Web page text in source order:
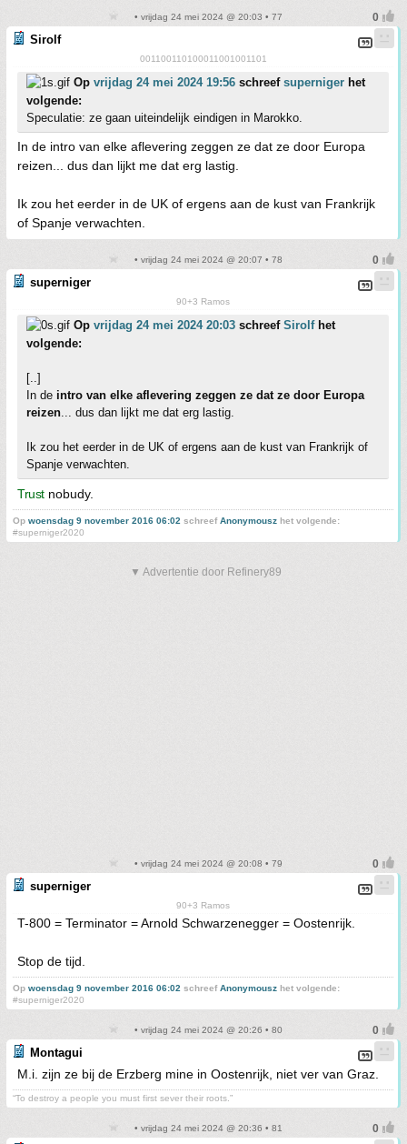
• vrijdag 24 mei 2024 @ 20:03 • 77
Sirolf
001100110100011001001101
Op vrijdag 24 mei 2024 19:56 schreef superniger het
volgende:
Speculatie: ze gaan uiteindelijk eindigen in Marokko.
In de intro van elke aflevering zeggen ze dat ze door Europa
reizen... dus dan lijkt me dat erg lastig.
Ik zou het eerder in de UK of ergens aan de kust van Frankrijk
of Spanje verwachten.
• vrijdag 24 mei 2024 @ 20:07 • 78
superniger
90+3 Ramos
Op vrijdag 24 mei 2024 20:03 schreef Sirolfhet
volgende:
[..]
In de intro van elke aflevering zeggen ze dat ze door Europa
reizen... dus dan lijkt me dat erg lastig.
Ik zou het eerder in de UK of ergens aan de kust van Frankrijk of
Spanje verwachten.
Trustnobudy.
Op woensdag 9 november 2016 06:02 schreefAnonymousz het volgende:
#superniger2020
▼ Advertentie door Refinery89
• vrijdag 24 mei 2024 @ 20:08 • 79
superniger
90+3 Ramos
T-800 = Terminator = Arnold Schwarzenegger = Oostenrijk.
Stop de tijd.
Op woensdag 9 november 2016 06:02 schreefAnonymousz het volgende:
#superniger2020
• vrijdag 24 mei 2024 @ 20:26 • 80
Montagui
M.i. zijn ze bij de Erzberg mine in Oostenrijk, niet ver van Graz.
“To destroy a people you must first sever their roots.”
• vrijdag 24 mei 2024 @ 20:36 • 81